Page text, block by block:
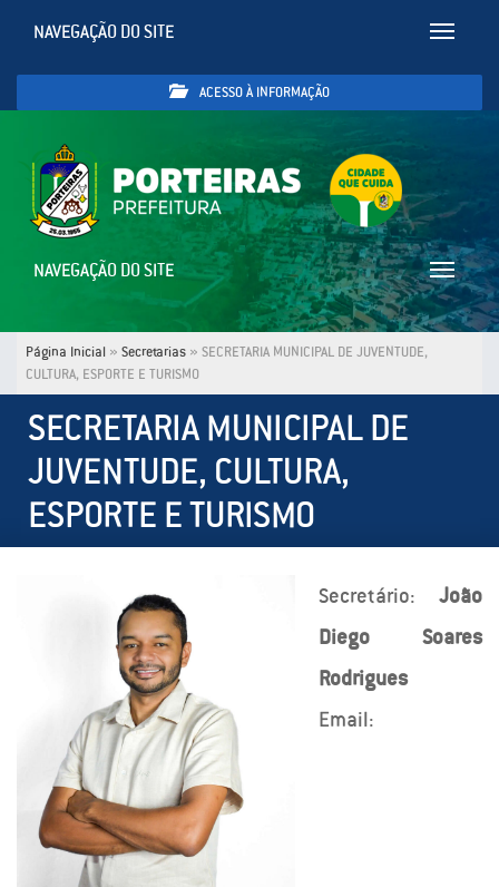
Toggle
NAVEGAÇÃO DO SITE
ACESSO À INFORMAÇÃO
Toggle
NAVEGAÇÃO DO SITE
Página Inicial » Secretarias » SECRETARIA MUNICIPAL DE JUVENTUDE,
CULTURA, ESPORTE E TURISMO
SECRETARIA MUNICIPAL DE
JUVENTUDE, CULTURA,
ESPORTE E TURISMO
Secretário: João
Diego Soares
Rodrigues
Email: